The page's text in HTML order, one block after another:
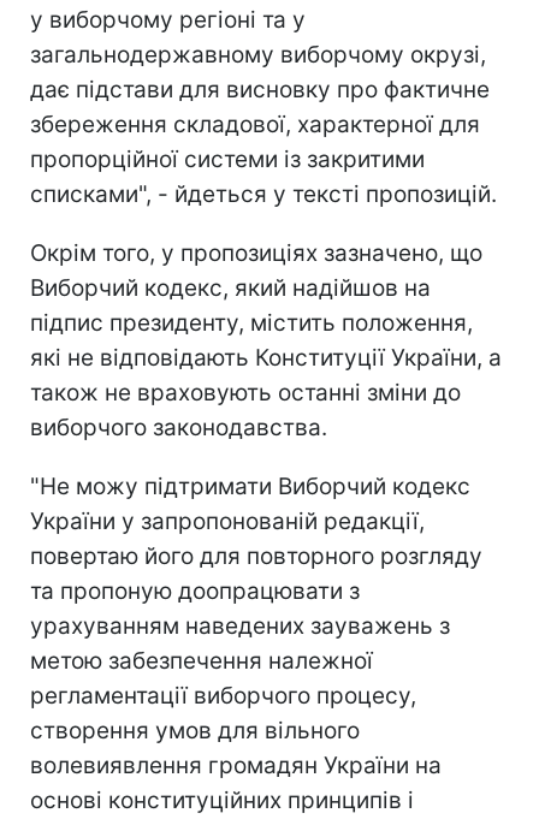
у виборчому регіоні та у
загальнодержавному виборчому окрузі,
дає підстави для висновку про фактичне
збереження складової, характерної для
пропорційної системи із закритими
списками", - йдеться у тексті пропозицій.
Окрім того, у пропозиціях зазначено, що
Виборчий кодекс, який надійшов на
підпис президенту, містить положення,
які не відповідають Конституції України, а
також не враховують останні зміни до
виборчого законодавства.
"Не можу підтримати Виборчий кодекс
України у запропонованій редакції,
повертаю його для повторного розгляду
та пропоную доопрацювати з
урахуванням наведених зауважень з
метою забезпечення належної
регламентації виборчого процесу,
створення умов для вільного
волевиявлення громадян України на
основі конституційних принципів і